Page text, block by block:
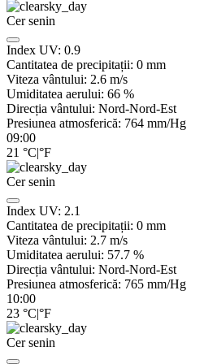
Cer senin
Index UV: 0.9
Cantitatea de precipitații: 0 mm
Viteza vântului: 2.6 m/s
Umiditatea aerului: 66 %
Direcția vântului: Nord-Nord-Est
Presiunea atmosferică: 764 mm/Hg
09:00
21 °C|°F
Cer senin
Index UV: 2.1
Cantitatea de precipitații: 0 mm
Viteza vântului: 2.7 m/s
Umiditatea aerului: 57.7 %
Direcția vântului: Nord-Nord-Est
Presiunea atmosferică: 765 mm/Hg
10:00
23 °C|°F
Cer senin